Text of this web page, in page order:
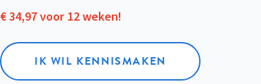
€ 34,97 voor 12 weken!
IK WIL KENNISMAKEN